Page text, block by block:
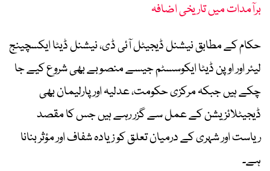
برآمدات میں تاریخی اضافہ
حکام کے مطابق نیشنل ڈیجیٹل آئی ڈی، نیشنل ڈیٹا ایکسچینج
لیئر اور اوپن ڈیٹا ایکوسسٹم جیسے منصوبے بھی شروع کیے جا
چکے ہیں جبکہ مرکزی حکومت، عدلیہ اور پارلیمان بھی
ڈیجیٹلائزیشن کے عمل سے گزر رہے ہیں جس کا مقصد
ریاست اور شہری کے درمیان تعلق کو زیادہ شفاف اور مؤثر بنانا
ہے۔